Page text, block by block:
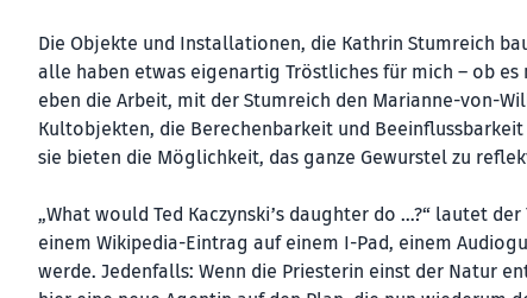
Die Objekte und Installationen, die Kathrin Stumreich
alle haben etwas eigenartig Tröstliches für mich – ob
eben die Arbeit, mit der Stumreich den Marianne-von-
Kultobjekten, die Berechenbarkeit und
sie bieten die Möglichkeit, das ganze Gewurstel zu
„What would Ted Kaczynski’s daughter do …?“ lautet
einem Wikipedia-Eintrag auf einem I-Pad, einem
werde. Jedenfalls: Wenn die Priesterin einst der Natur